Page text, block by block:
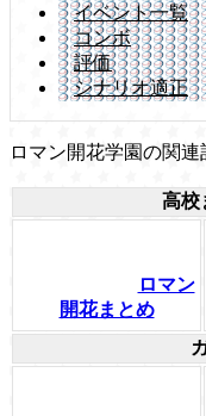
イベント一覧
コンボ
評価
シナリオ適正
ロマン開花学園の関連
高校
ロマン
開花まとめ